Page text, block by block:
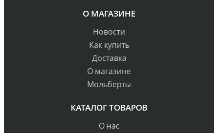
О МАГАЗИНЕ
Новости
Как купить
Доставка
О магазине
Мольберты
КАТАЛОГ ТОВАРОВ
О нас